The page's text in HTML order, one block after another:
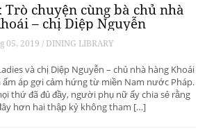
Trò chuyện cùng bà chủ nhà
– chị Diệp Nguyễn
05, 2019 / DINING LIBRARY
và chị Diệp Nguyễn – chủ nhà hàng Khoái
áp gợi cảm hứng từ miền Nam nước Pháp.
thứ đã đủ đầy, người phụ nữ ấy chia sẻ rằng
hơn hai thập kỷ không tham […]